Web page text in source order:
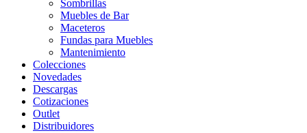
Sombrillas
Muebles de Bar
Maceteros
Fundas para Muebles
Mantenimiento
Colecciones
Novedades
Descargas
Cotizaciones
Outlet
Distribuidores